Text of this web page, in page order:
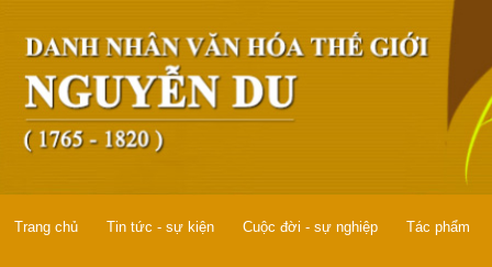
Trang chủ Tin tức - sự kiện Cuộc đời - sự nghiệp Tác phẩm